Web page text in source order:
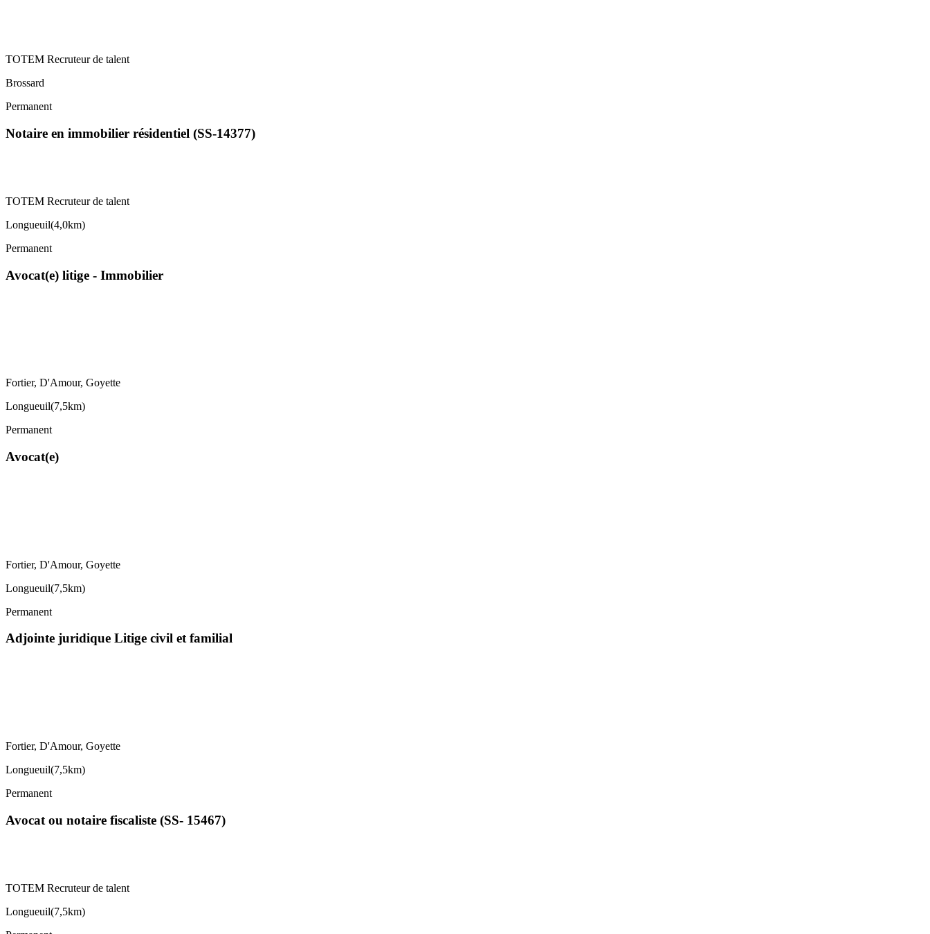
TOTEM Recruteur de talent
Brossard
Permanent
Notaire en immobilier résidentiel (SS-14377)
TOTEM Recruteur de talent
Longueuil(4,0km)
Permanent
Avocat(e) litige - Immobilier
Fortier, D'Amour, Goyette
Longueuil(7,5km)
Permanent
Avocat(e)
Fortier, D'Amour, Goyette
Longueuil(7,5km)
Permanent
Adjointe juridique Litige civil et familial
Fortier, D'Amour, Goyette
Longueuil(7,5km)
Permanent
Avocat ou notaire fiscaliste (SS- 15467)
TOTEM Recruteur de talent
Longueuil(7,5km)